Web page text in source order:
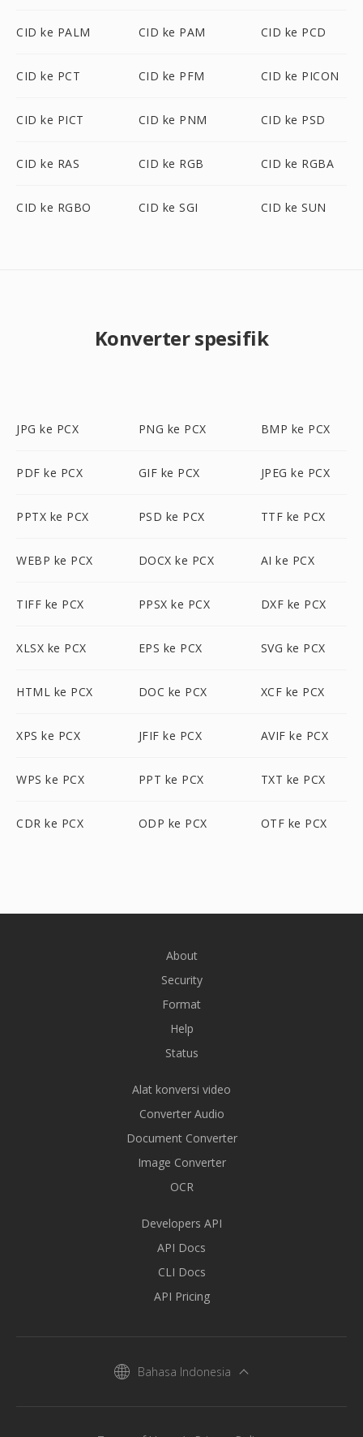
CID ke PALM CID ke PAM CID ke PCD
CID ke PCT CID ke PFM CID ke PICON
CID ke PICT CID ke PNM CID ke PSD
CID ke RAS CID ke RGB CID ke RGBA
CID ke RGBO CID ke SGI CID ke SUN
Konverter spesifik
JPG ke PCX PNG ke PCX BMP ke PCX
PDF ke PCX GIF ke PCX JPEG ke PCX
PPTX ke PCX PSD ke PCX TTF ke PCX
WEBP ke PCX DOCX ke PCX AI ke PCX
TIFF ke PCX PPSX ke PCX DXF ke PCX
XLSX ke PCX EPS ke PCX SVG ke PCX
HTML ke PCX DOC ke PCX XCF ke PCX
XPS ke PCX JFIF ke PCX AVIF ke PCX
WPS ke PCX PPT ke PCX TXT ke PCX
CDR ke PCX ODP ke PCX OTF ke PCX
About
Security
Format
Help
Status
Alat konversi video
Converter Audio
Document Converter
Image Converter
OCR
Developers API
API Docs
CLI Docs
API Pricing
Bahasa Indonesia